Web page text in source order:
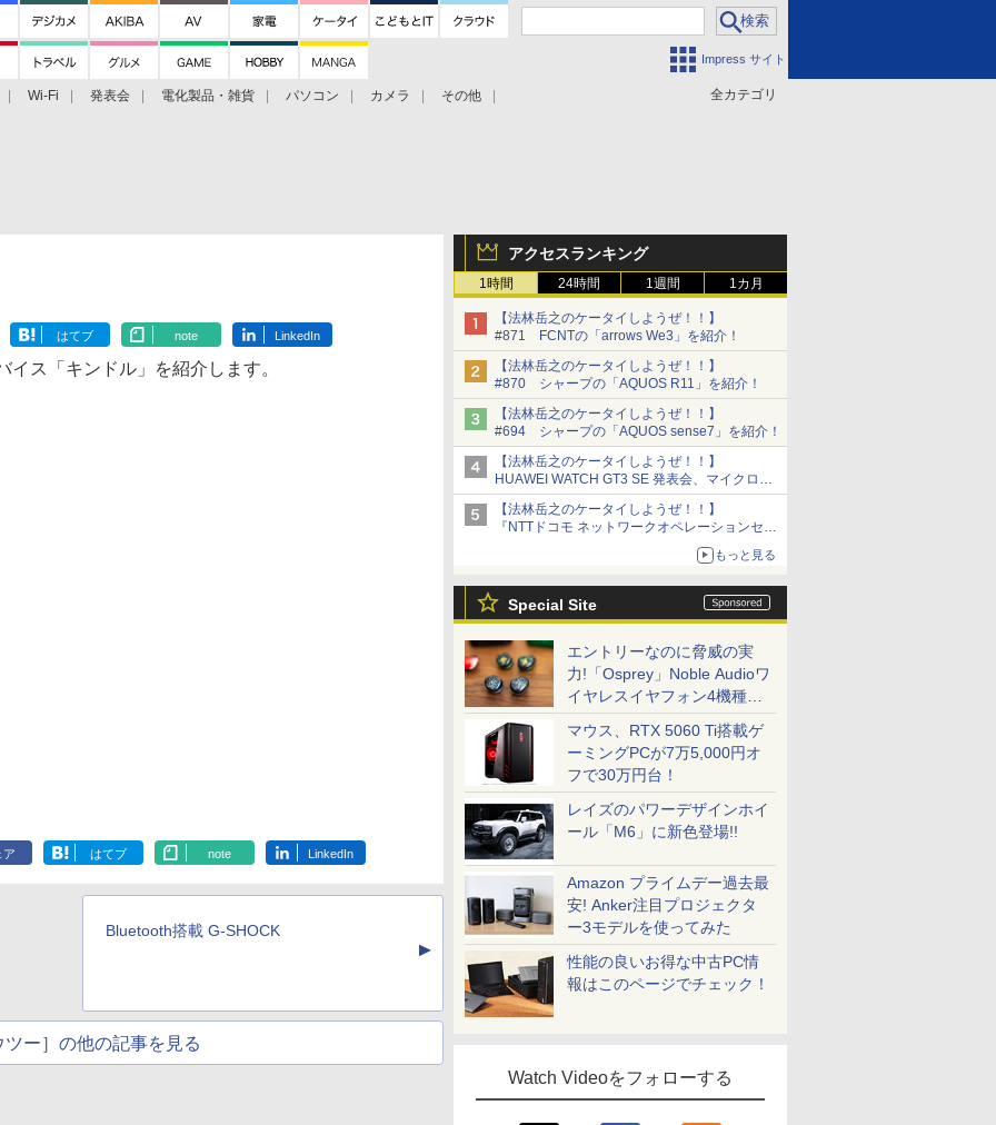
Impress サイト
全カテゴリ
Wi-Fi 発表会 電化製品・雑貨 パソコン カメラ
その他
アクセスランキング
1時間 24時間 1週間 1カ月
【法林岳之のケータイしようぜ！！】
#871 FCNTの「arrows We3」を紹介！
【法林岳之のケータイしようぜ！！】
#870 シャープの「AQUOS R11」を紹介！
【法林岳之のケータイしようぜ！！】
#694 シャープの「AQUOS sense7」を紹介！
【法林岳之のケータイしようぜ！！】
HUAWEI WATCH GT3 SE 発表会、マイクロソ
フトCEO 講演
【法林岳之のケータイしようぜ！！】
『NTTドコモ ネットワークオペレーションセン
ター』『グーグル 「Google Home スピーカ
ー」発売』『FCNT 「arrows Alpha2」発表』
もっと見る
Special Site
エントリーなのに脅威の実
力!「Osprey」Noble Audioワ
イヤレスイヤフォン4機種を
一気に聴く
マウス、RTX 5060 Ti搭載ゲ
ーミングPCが7万5,000円オ
フで30万円台！
レイズのパワーデザインホイ
ール「M6」に新色登場!!
Amazon プライムデー過去最
安! Anker注目プロジェクタ
ー3モデルを使ってみた
性能の良いお得な中古PC情
報はこのページでチェック！
Watch Videoをフォローする
はてブ note LinkedIn
ス「キンドル」を紹介します。
ア はてブ note LinkedIn
Bluetooth搭載 G-SHOCK
▲
ツー］の他の記事を見る